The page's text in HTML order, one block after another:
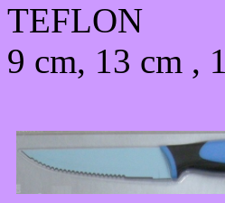
TEFLON
9 cm, 13 cm ,